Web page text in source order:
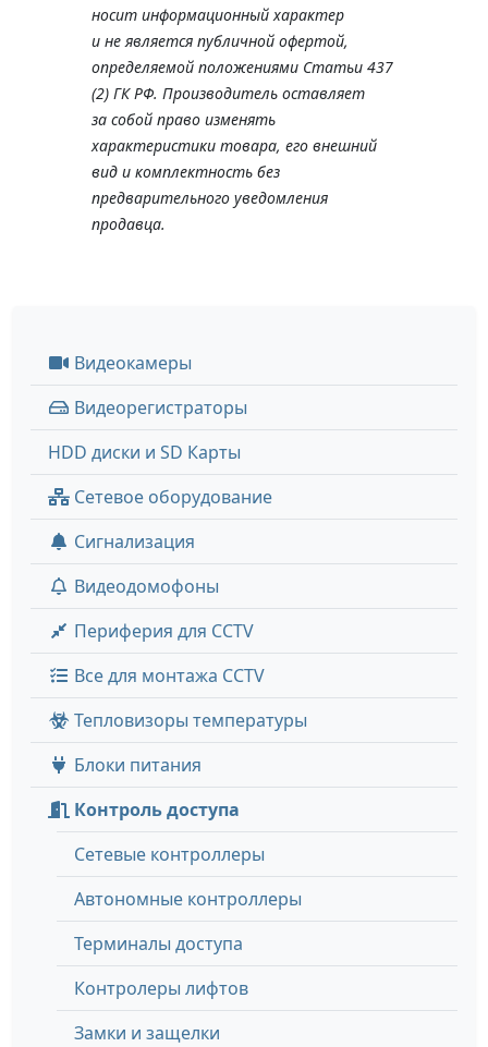
носит информационный характер
и не является публичной офертой,
определяемой положениями Статьи 437
(2) ГК РФ. Производитель оставляет
за собой право изменять
характеристики товара, его внешний
вид и комплектность без
предварительного уведомления
продавца.
Видеокамеры
Видеорегистраторы
HDD диски и SD Карты
Сетевое оборудование
Сигнализация
Видеодомофоны
Периферия для CCTV
Все для монтажа CCTV
Тепловизоры температуры
Блоки питания
Контроль доступа
Сетевые контроллеры
Автономные контроллеры
Терминалы доступа
Контролеры лифтов
Замки и защелки